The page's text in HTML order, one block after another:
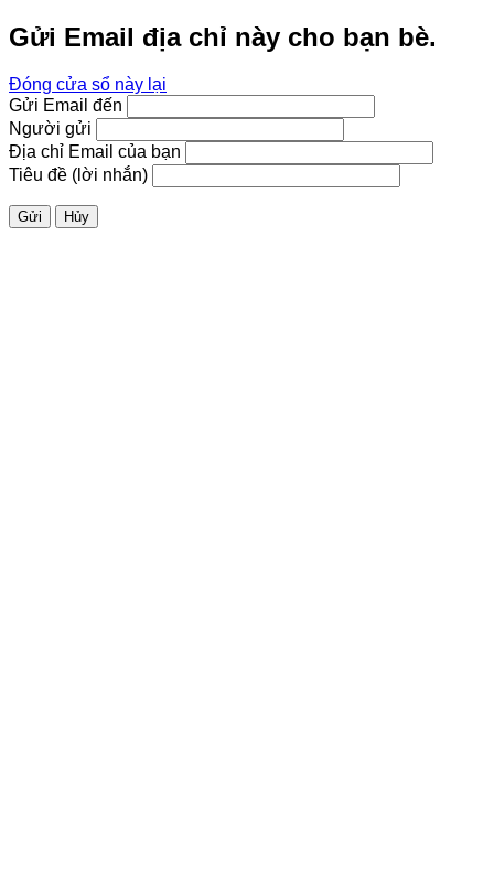
Gửi Email địa chỉ này cho bạn bè.
Đóng cửa sổ này lại
Gửi Email đến
Người gửi
Địa chỉ Email của bạn
Tiêu đề (lời nhắn)
Gửi Hủy